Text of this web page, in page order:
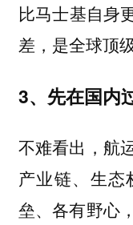
比马士基自身
差，是全球顶
3、先在国内
不难看出，航
产业链、生态
垒、各有野心